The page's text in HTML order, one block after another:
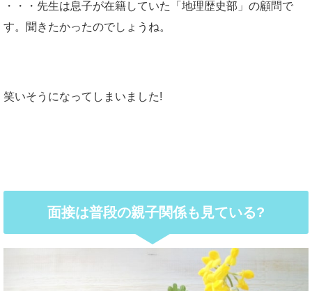
・・・先生は息子が在籍していた「地理歴史部」の顧問で
す。聞きたかったのでしょうね。
笑いそうになってしまいました!
面接は普段の親子関係も見ている?